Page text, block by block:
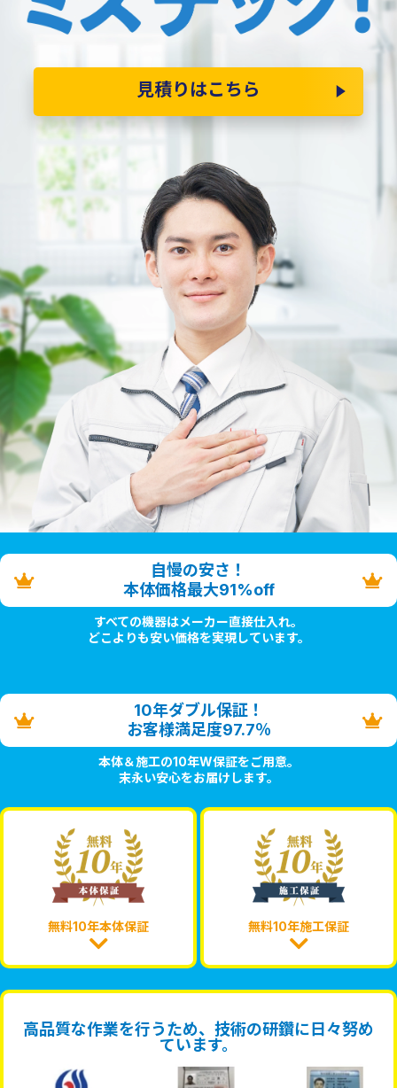
見積りはこちら
自慢の安さ！
本体価格最大91%off
すべての機器はメーカー直接仕入れ。
どこよりも安い価格を実現しています。
10年ダブル保証！
お客様満足度97.7％
本体＆施工の10年W保証をご用意。
末永い安心をお届けします。
無料10年本体保証 無料10年施工保証
高品質な作業を行うため、技術の研鑽に日々努め
ています。